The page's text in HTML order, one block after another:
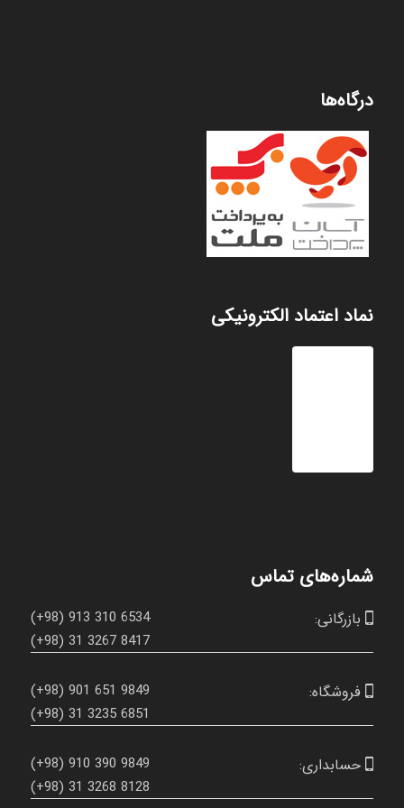
درگاه‌ها
نماد اعتماد الکترونیکی
شماره‌های تماس
بازرگانی:
(+98) 913 310 6534
(+98) 31 3267 8417
فروشگاه:
(+98) 901 651 9849
(+98) 31 3235 6851
حسابداری:
(+98) 910 390 9849
(+98) 31 3268 8128